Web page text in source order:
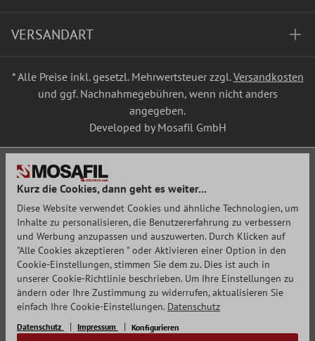
VERSANDART
* Alle Preise inkl. gesetzl. Mehrwertsteuer zzgl.Versandkosten
und ggf. Nachnahmegebühren, wenn nicht anders
angegeben.
Developed by Mosafil GmbH
Kurz die Cookies, dann geht es weiter...
Diese Website verwendet Cookies und ähnliche Technologien, um
Inhalte zu personalisieren, die Benutzererfahrung zu verbessern
und Werbung anzupassen und auszuwerten. Durch Klicken auf
"Alle Cookies akzeptieren " oder Aktivieren einer Option in den
Cookie-Einstellungen, stimmen Sie dem zu. Dies ist auch in
unserer Cookie-Richtlinie beschrieben. Um Ihre Einstellungen zu
ändern oder Ihre Zustimmung zu widerrufen, aktualisieren Sie
einfach Ihre Cookie-Einstellungen. Datenschutz
Datenschutz Impressum Konfigurieren